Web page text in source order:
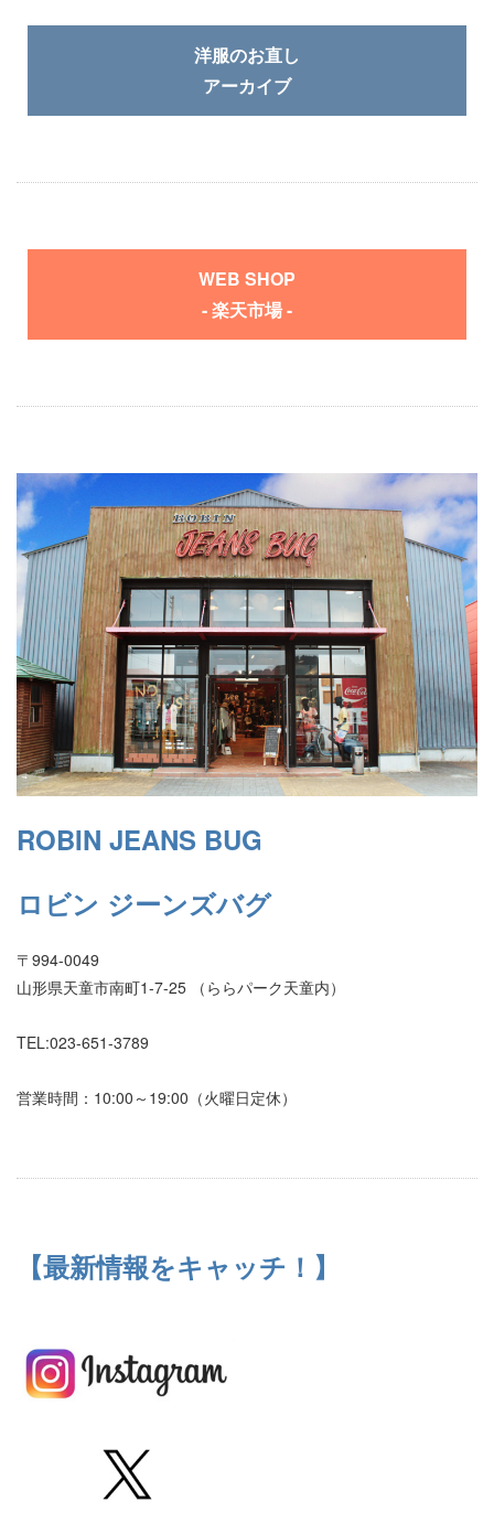
洋服のお直し
アーカイブ
WEB SHOP
- 楽天市場 -
ROBIN JEANS BUG
ロビン ジーンズバグ
〒994-0049
山形県天童市南町1-7-25 （ららパーク天童内）
TEL:023-651-3789
営業時間：10:00～19:00（火曜日定休）
【最新情報をキャッチ！】